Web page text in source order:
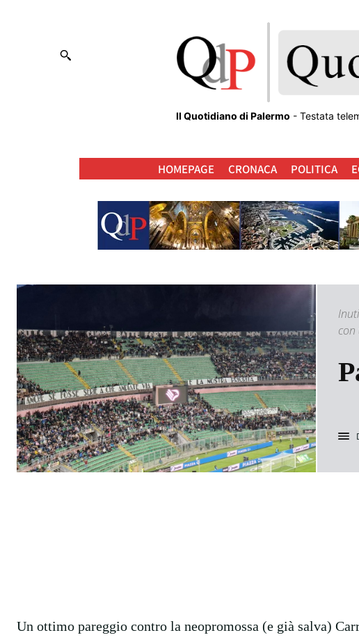
Il Quotidiano di Palermo - Testata
HOMEPAGE CRONACA POLITICA
con
Un ottimo pareggio contro la neopromossa (e già salva)